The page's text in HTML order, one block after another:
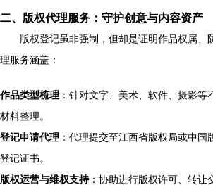
二、版权代理服务：守护创意与内容资产
版权登记虽非强制，但却是证明作品权属、
理服务涵盖：
作品类型梳理 ：针对文字、美术、软件、摄影
材料整理。
登记申请代理 ：代理提交至江西省版权局或中
登记证书。
版权运营与维权支持：协助进行版权许可、转让